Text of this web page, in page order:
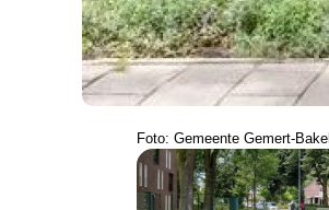
Foto: Gemeente Gemert-